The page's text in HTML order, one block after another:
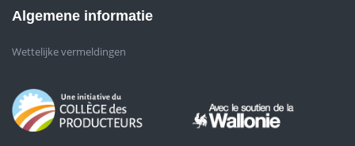
Algemene informatie
Wettelijke vermeldingen